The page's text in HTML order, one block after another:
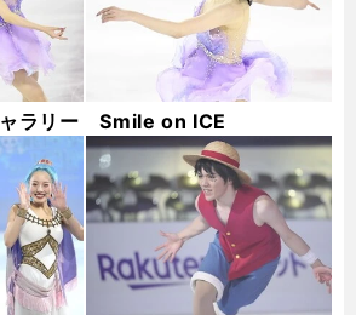
ャラリー Smile on ICE